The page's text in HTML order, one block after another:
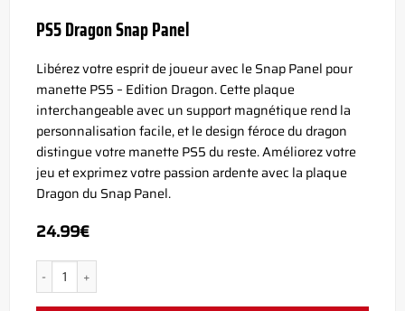
PS5 Dragon Snap Panel
Libérez votre esprit de joueur avec le Snap Panel pour
manette PS5 – Edition Dragon. Cette plaque
interchangeable avec un support magnétique rend la
personnalisation facile, et le design féroce du dragon
distingue votre manette PS5 du reste. Améliorez votre
jeu et exprimez votre passion ardente avec la plaque
Dragon du Snap Panel.
24.99€
quantité de PS5 Dragon Snap Panel